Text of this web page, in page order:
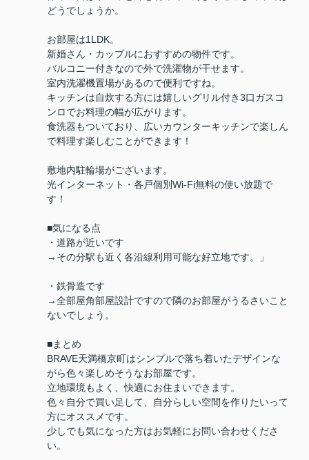
どうでしょうか。
お部屋は1LDK。
新婚さん・カップルにおすすめの物件です。
バルコニー付きなので外で洗濯物が干せます。
室内洗濯機置場があるので便利ですね。
キッチンは自炊する方には嬉しいグリル付き3口ガスコ
ンロでお料理の幅が広がります。
食洗器もついており、広いカウンターキッチンで楽しん
で料理す楽しむことができます！
敷地内駐輪場がございます。
光インターネット・各戸個別Wi-Fi無料の使い放題で
す！
■気になる点
・道路が近いです
→その分駅も近く各沿線利用可能な好立地です。」
・鉄骨造です
→全部屋角部屋設計ですので隣のお部屋がうるさいこと
ないでしょう。
■まとめ
BRAVE天満橋京町はシンプルで落ち着いたデザインな
がら色々楽しめそうなお部屋です。
立地環境もよく、快適にお住まいできます。
色々自分で買い足して、自分らしい空間を作りたいって
方にオススメです。
少しでも気になった方はお気軽にお問い合わせくださ
い。